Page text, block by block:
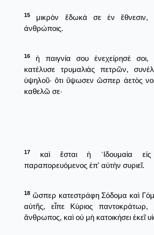
15
μικρὸν ἔδωκά σε ἐν ἔθνεσιν,
ἀνθρώποις.
16
ἡ παιγνία σου ἐνεχείρησέ σοι,
κατέλυσε τρυμαλιὰς πετρῶν,
ὑψηλοῦ· ὅτι ὕψωσεν ὥσπερ ἀετὸς
καθελῶ σε·
17
καὶ ἔσται ἡ ᾿Ιδουμαία
παραπορευόμενος ἐπ' αὐτὴν συριεῖ.
18 ὥσπερ κατεστράφη Σόδομα καὶ
αὐτῆς, εἶπε Κύριος παντοκράτωρ,
ἄνθρωπος, καὶ οὐ μὴ κατοικήσει ἐκεῖ